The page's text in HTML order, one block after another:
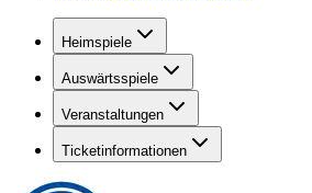
Heimspiele
Auswärtsspiele
Veranstaltungen
Ticketinformationen